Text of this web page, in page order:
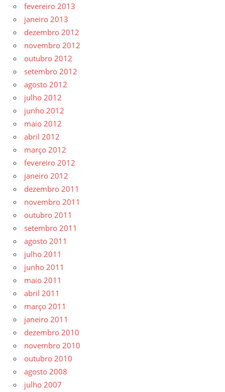
fevereiro 2013
janeiro 2013
dezembro 2012
novembro 2012
outubro 2012
setembro 2012
agosto 2012
julho 2012
junho 2012
maio 2012
abril 2012
março 2012
fevereiro 2012
janeiro 2012
dezembro 2011
novembro 2011
outubro 2011
setembro 2011
agosto 2011
julho 2011
junho 2011
maio 2011
abril 2011
março 2011
janeiro 2011
dezembro 2010
novembro 2010
outubro 2010
agosto 2008
julho 2007